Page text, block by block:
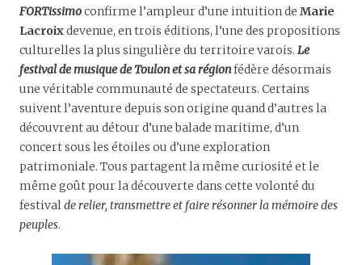
FORTissimoconfirme l’ampleur d’une intuition de Marie
Lacroixdevenue, en trois éditions, l’une des propositions
culturelles la plus singulière du territoire varois. Le
festival de musique de Toulon et sa régionfédère désormais
une véritable communauté de spectateurs. Certains
suivent l’aventure depuis son origine quand d’autres la
découvrent au détour d’une balade maritime, d’un
concert sous les étoiles ou d’une exploration
patrimoniale. Tous partagent la même curiosité et le
même goût pour la découverte dans cette volonté du
festivalde relier, transmettre et faire résonner la mémoire des
peuples.